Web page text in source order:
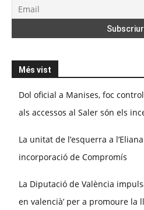
Més vist
Dol oficial a Manises, foc
als accessos al Saler són els
La unitat de l’esquerra a
incorporació de Compromís
La Diputació de València
en valencià’ per a promoure la